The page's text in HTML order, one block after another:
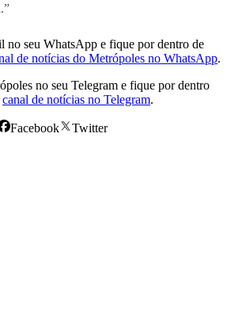
no seu WhatsApp e fique por dentro de
de notícias do Metrópoles no WhatsApp.
no seu Telegram e fique por dentro
canal de notícias no Telegram.
Facebook
Twitter